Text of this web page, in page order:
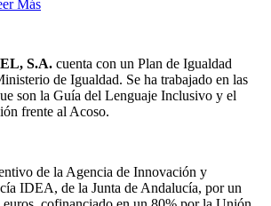
Más
S.A. cuenta con un Plan de Igualdad
de Igualdad. Se ha trabajado en las
son la Guía del Lenguaje Inclusivo y el
frente al Acoso.
de la Agencia de Innovación y
IDEA, de la Junta de Andalucía, por un